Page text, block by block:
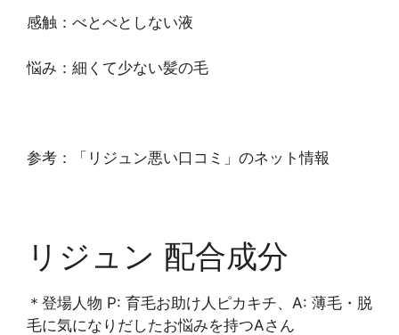
感触：べとべとしない液
悩み：細くて少ない髪の毛
参考：「リジュン悪い口コミ」のネット情報
リジュン 配合成分
＊登場人物 P: 育毛お助け人ピカキチ、A: 薄毛・脱
毛に気になりだしたお悩みを持つAさん